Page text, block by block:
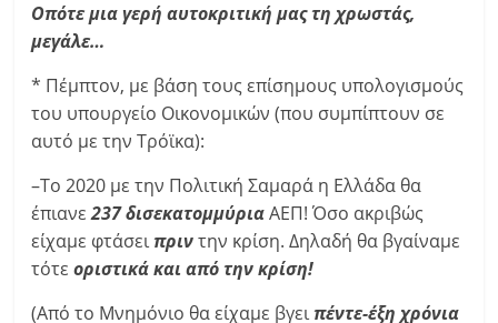
Οπότε μια γερή αυτοκριτική μας τη χρωστάς,
μεγάλε…
* Πέμπτον, με βάση τους επίσημους υπολογισμούς
του υπουργείο Οικονομικών (που συμπίπτουν σε
αυτό με την Τρόϊκα):
–Το 2020 με την Πολιτική Σαμαρά η Ελλάδα θα
έπιανε237 δισεκατομμύριαΑΕΠ! Όσο ακριβώς
είχαμε φτάσειπριντην κρίση. Δηλαδή θα βγαίναμε
τότεοριστικά και από την κρίση!
(Από το Μνημόνιο θα είχαμε βγειπέντε-έξη χρόνια